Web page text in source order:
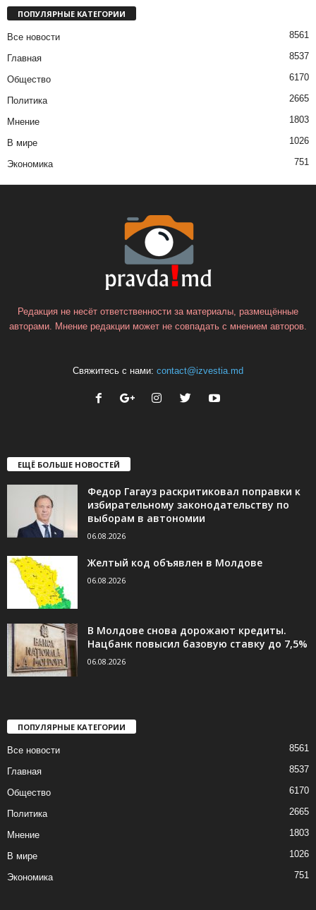
ПОПУЛЯРНЫЕ КАТЕГОРИИ
Все новости 8561
Главная 8537
Общество 6170
Политика 2665
Мнение 1803
В мире 1026
Экономика 751
Редакция не несёт ответственности за материалы, размещённые
авторами. Мнение редакции может не совпадать с мнением авторов.
Свяжитесь с нами: contact@izvestia.md
ЕЩЁ БОЛЬШЕ НОВОСТЕЙ
Федор Гагауз раскритиковал поправки к
избирательному законодательству по
выборам в автономии
06.08.2026
Желтый код объявлен в Молдове
06.08.2026
В Молдове снова дорожают кредиты.
Нацбанк повысил базовую ставку до 7,5%
06.08.2026
ПОПУЛЯРНЫЕ КАТЕГОРИИ
Все новости 8561
Главная 8537
Общество 6170
Политика 2665
Мнение 1803
В мире 1026
Экономика 751